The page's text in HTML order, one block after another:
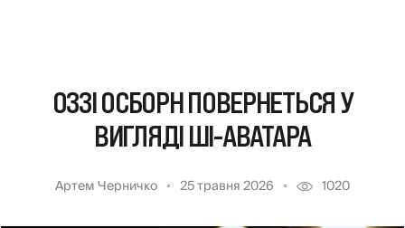
ОЗЗІ ОСБОРН ПОВЕРНЕТЬСЯ У
ВИГЛЯДІ ШІ-АВАТАРА
Артем Черничко 25 травня 2026 1020